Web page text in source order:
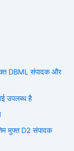
DBML संपादक और
उपलब्ध है
मुफ्त D2 संपादक